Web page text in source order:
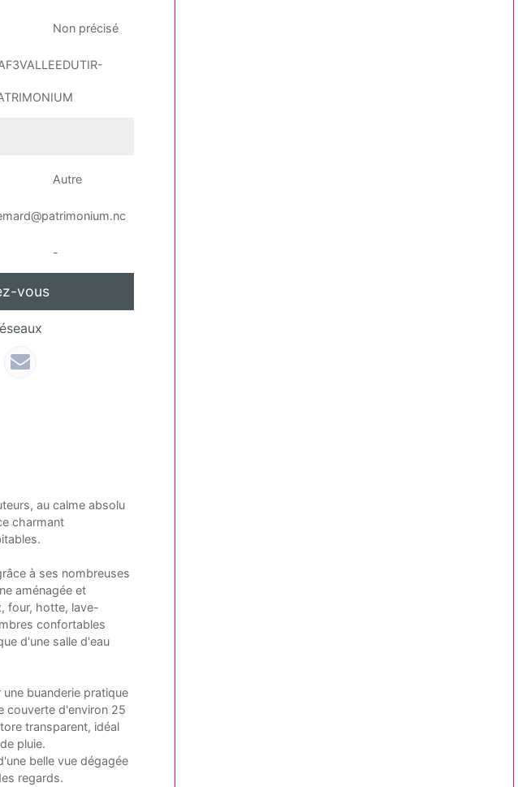
Non précisé
Autre
-
vous
au calme absolu
charmant
à ses nombreuses
aménagée et
four, hotte, lave-
confortables
d'une salle d'eau
buanderie pratique
couverte d'environ 25
transparent, idéal
pluie.
belle vue dégagée
regards.